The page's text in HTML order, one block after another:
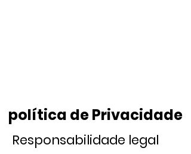
política de Privacidade
Responsabilidade legal